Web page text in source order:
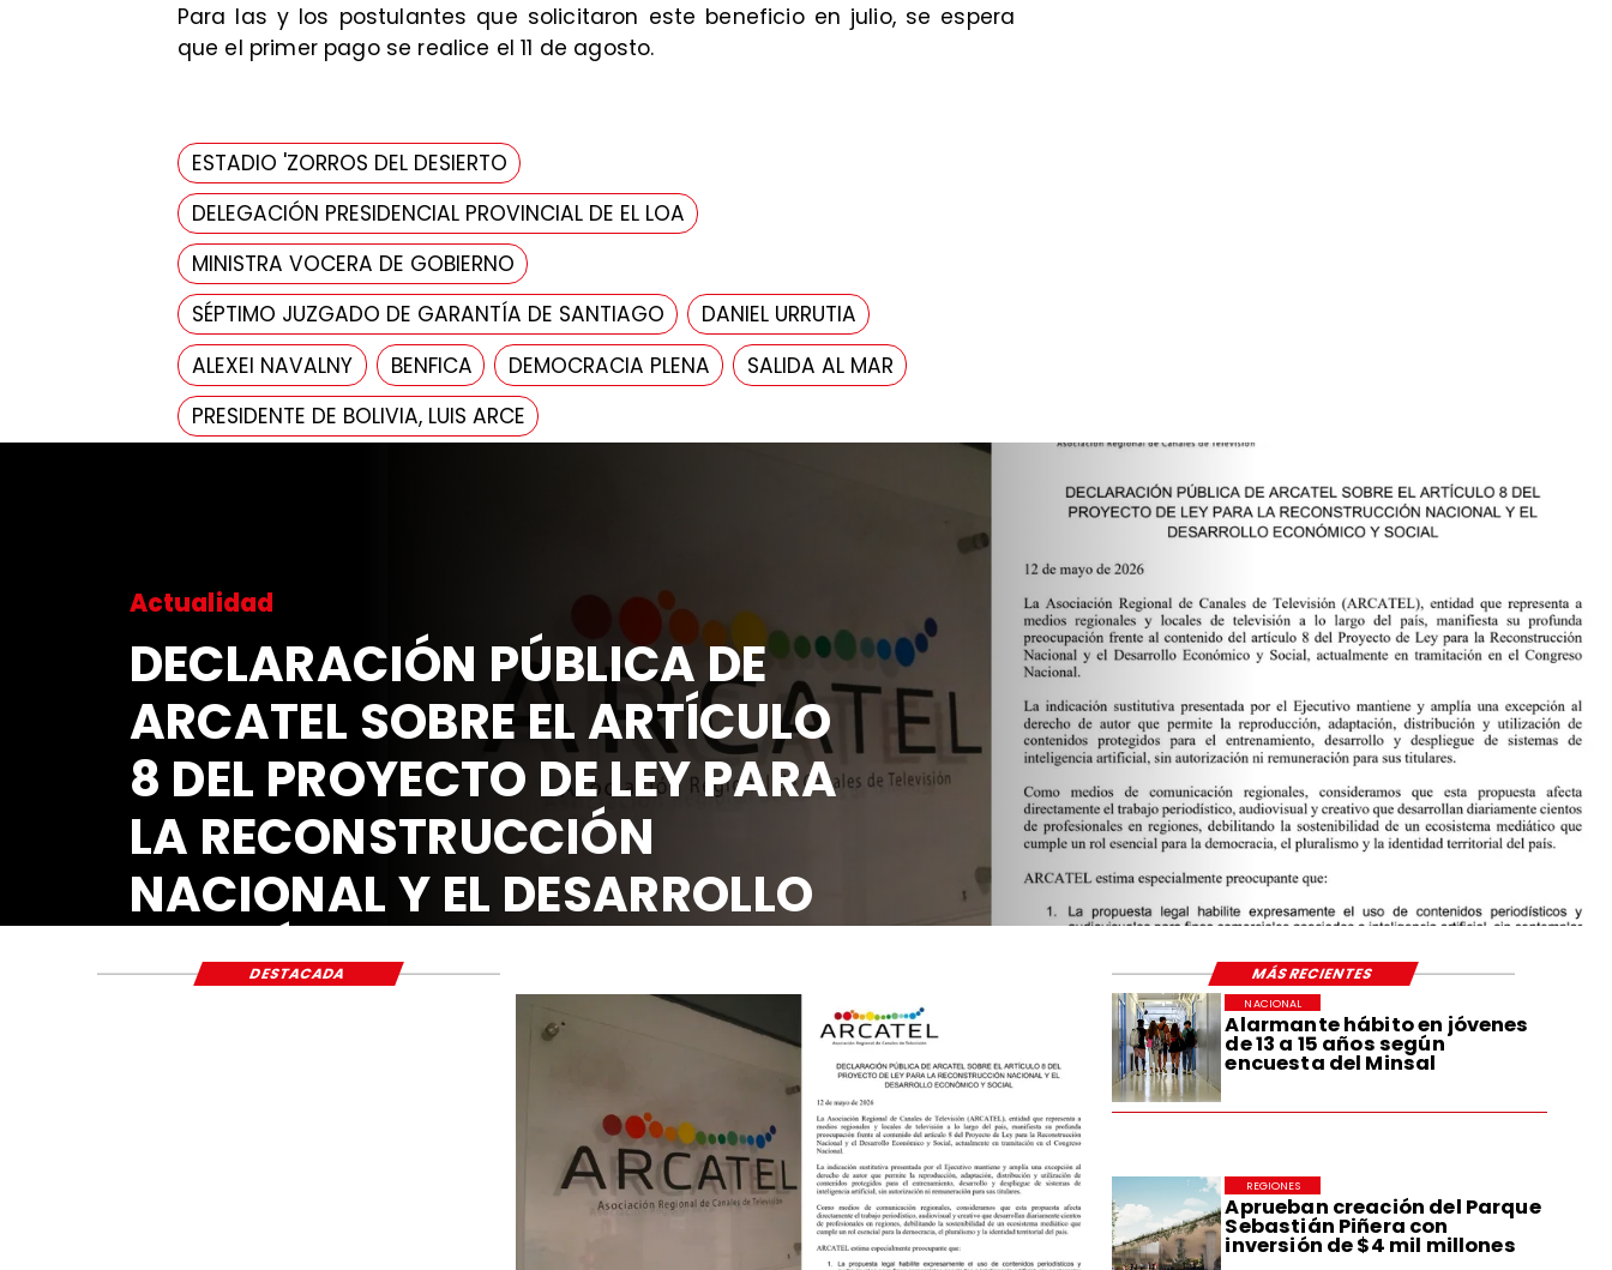
Para las y los postulantes que solicitaron este beneficio en julio, se espera
que el primer pago se realice el 11 de agosto.
ESTADIO 'ZORROS DEL DESIERTO
DELEGACIÓN PRESIDENCIAL PROVINCIAL DE EL LOA
MINISTRA VOCERA DE GOBIERNO
SÉPTIMO JUZGADO DE GARANTÍA DE SANTIAGO
DANIEL URRUTIA
ALEXEI NAVALNY
BENFICA DEMOCRACIA PLENA
SALIDA AL MAR
PRESIDENTE DE BOLIVIA, LUIS ARCE
DECLARACIÓN PÚBLICA DE
ARCATEL SOBRE EL ARTÍCULO
8 DEL PROYECTO DE LEY PARA
LA RECONSTRUCCIÓN
NACIONAL Y EL DESARROLLO
ECONÓMICO Y SOCIAL
Alarmante hábito en jóvenes
de 13 a 15 años según
encuesta del Minsal
NACIONAL
Aprueban creación del Parque
Sebastián Piñera con
inversión de $4 mil millones
REGIONES
DESTACADA MÁS RECIENTES